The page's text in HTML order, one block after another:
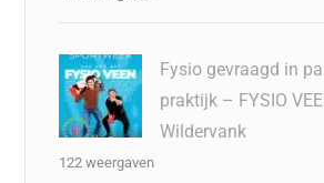
Fysio gevraagd in
praktijk – FYSIO
Wildervank
122 weergaven